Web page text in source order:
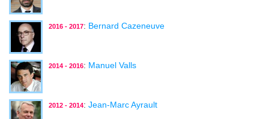
2016 - 2017: Bernard Cazeneuve
2014 - 2016: Manuel Valls
2012 - 2014: Jean-Marc Ayrault